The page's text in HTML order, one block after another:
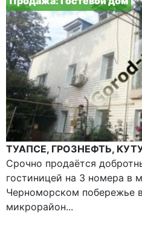
ТУАПСЕ, ГРОЗНЕФТЬ,
Срочно продаётся
гостиницей на 3 номера в
Черноморском побережье
микрорайон...